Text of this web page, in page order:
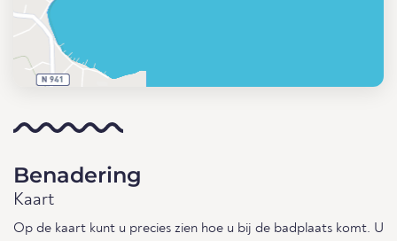
Benadering
Kaart
Op de kaart kunt u precies zien hoe u bij de badplaats komt. U